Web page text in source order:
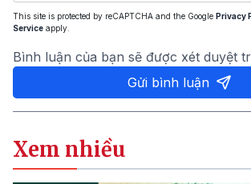
This site is protected by reCAPTCHA and the Google Privacy
Service apply.
Bình luận của bạn sẽ được xét duyệt
Gửi bình luận
Xem nhiều